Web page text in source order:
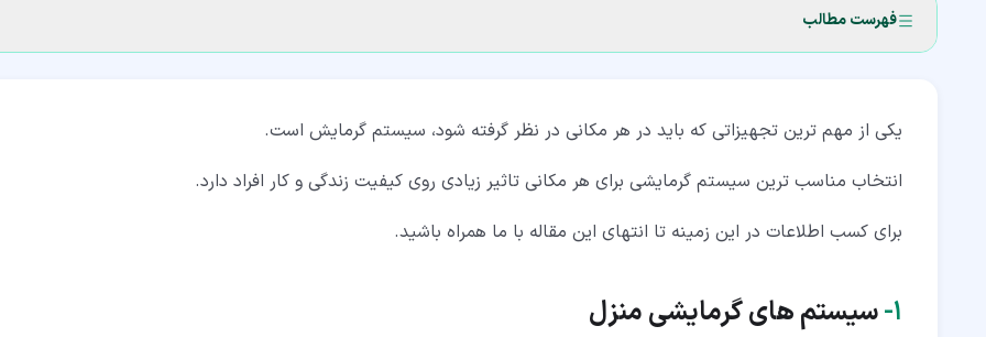
فهرست مطالب
۲‏- راندمان بالای سیستم های گرمایشی
۳‏- انواع سیستم های گرمایش خانگی در یک نگاه
۳‏-‏۳‏- مستقیم
یکی از مهم ترین تجهیزاتی که باید در هر مکانی در نظر گرفته شود، سیستم گرمایش است.
انتخاب مناسب ترین سیستم گرمایشی برای هر مکانی تاثیر زیادی روی کیفیت زندگی و کار افراد دارد.
برای کسب اطلاعات در این زمینه تا انتهای این مقاله با ما همراه باشید.
۱‏- سیستم های گرمایشی منزل